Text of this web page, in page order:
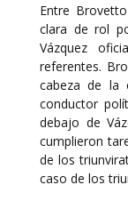
Entre
clara de rol
Vázquez
referentes.
cabeza de la
conductor
debajo de
cumplieron
de los
caso de los